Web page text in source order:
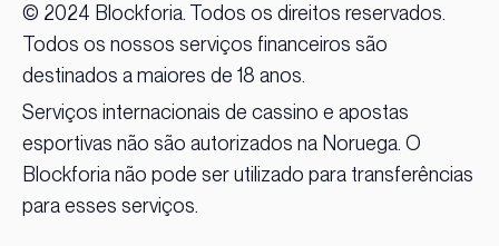
© 2024 Blockforia. Todos os direitos reservados.
Todos os nossos serviços financeiros são
destinados a maiores de 18 anos.
Serviços internacionais de cassino e apostas
esportivas não são autorizados na Noruega. O
Blockforia não pode ser utilizado para transferências
para esses serviços.